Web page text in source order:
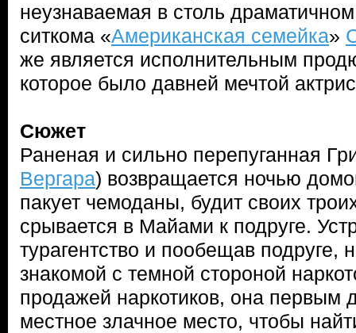
неузнаваемая в столь
ситкома «Американская семейка»
же является исполнительным
которое было давней мечтой
Сюжет
Раненая и сильно перепуганная
Вергара) возвращается ночью
пакует чемоданы, будит своих
срывается в Майами к подруге.
турагентство и пообещав подруге,
знакомой с темной стороной
продажей наркотиков, она первым
местное злачное место, чтобы